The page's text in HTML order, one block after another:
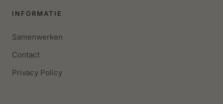
INFORMATIE
Samenwerken
Contact
Privacy Policy